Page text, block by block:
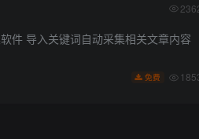
件 导入关键词自动采集相关文章内容
免费